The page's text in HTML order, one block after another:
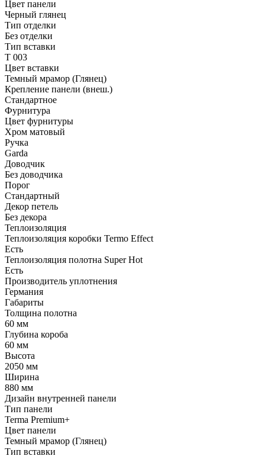
Цвет панели
Черный глянец
Тип отделки
Без отделки
Тип вставки
T 003
Цвет вставки
Темный мрамор (Глянец)
Крепление панели (внеш.)
Стандартное
Фурнитура
Цвет фурнитуры
Хром матовый
Ручка
Garda
Доводчик
Без доводчика
Порог
Стандартный
Декор петель
Без декора
Теплоизоляция
Теплоизоляция коробки Termo Effect
Есть
Теплоизоляция полотна Super Нot
Есть
Производитель уплотнения
Германия
Габариты
Толщина полотна
60 мм
Глубина короба
60 мм
Высота
2050 мм
Ширина
880 мм
Дизайн внутренней панели
Тип панели
Terma Premium+
Цвет панели
Темный мрамор (Глянец)
Тип вставки